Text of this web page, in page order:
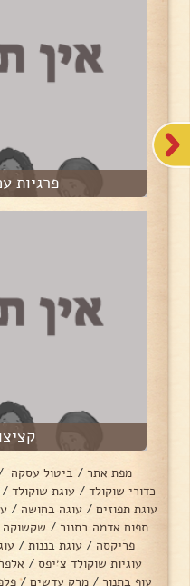
פרגיות
מפת אתר / ביטול עסקה
כדורי שוקולד / עוגת שוקולד /
עוגת תפוזים / עוגה בחושה /
תפוח אדמה בתנור / שקשוקה
פריקסה / עוגת בננות /
עוגיות שוקולד צ׳יפס /
עוף בתנור / מרק עדשים /